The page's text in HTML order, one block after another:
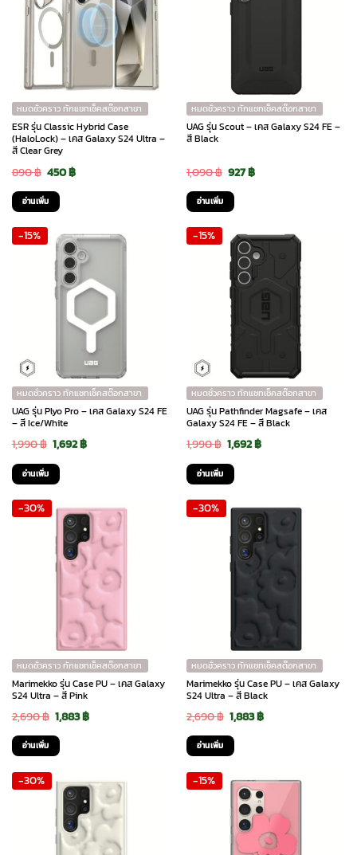
หมดชั่วคราว ทักแชทเช็คสต๊อกสาขา
ESR รุ่น Classic Hybrid Case
(HaloLock) – เคส Galaxy S24 Ultra –
สี Clear Grey
890฿ Original
price
was:
890 ฿.
450฿Current
450 ฿.
อ่านเพิ่ม
หมดชั่วคราว ทักแชทเช็คสต๊อกสาขา
UAG รุ่น Scout – เคส Galaxy S24 FE –
สี Black
1,090฿ Original
price
was:
1,090 ฿.
927฿Current
927 ฿.
อ่านเพิ่ม
-15%
หมดชั่วคราว ทักแชทเช็คสต๊อกสาขา
UAG รุ่น Plyo Pro – เคส Galaxy S24 FE
– สี Ice/White
1,990฿ Original
price
was:
1,990 ฿.
1,692฿Current
1,692 ฿.
อ่านเพิ่ม
-15%
หมดชั่วคราว ทักแชทเช็คสต๊อกสาขา
UAG รุ่น Pathfinder Magsafe – เคส
Galaxy S24 FE – สี Black
1,990฿ Original
price
was:
1,990 ฿.
1,692฿Current
1,692 ฿.
อ่านเพิ่ม
-30%
หมดชั่วคราว ทักแชทเช็คสต๊อกสาขา
Marimekko รุ่น Case PU – เคส Galaxy
S24 Ultra – สี Pink
2,690฿ Original
price
was:
2,690 ฿.
1,883฿Current
1,883 ฿.
อ่านเพิ่ม
-30%
หมดชั่วคราว ทักแชทเช็คสต๊อกสาขา
Marimekko รุ่น Case PU – เคส Galaxy
S24 Ultra – สี Black
2,690฿ Original
price
was:
2,690 ฿.
1,883฿Current
1,883 ฿.
อ่านเพิ่ม
-30% -15%